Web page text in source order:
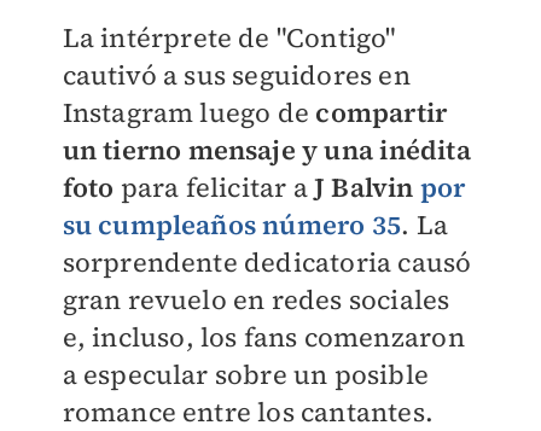
La intérprete de "Contigo"
cautivó a sus seguidores en
Instagram luego de compartir
un tierno mensaje y una inédita
foto para felicitar aJ Balvin por
su cumpleaños número 35. La
sorprendente dedicatoria causó
gran revuelo en redes sociales
e, incluso, los fans comenzaron
a especular sobre un posible
romance entre los cantantes.